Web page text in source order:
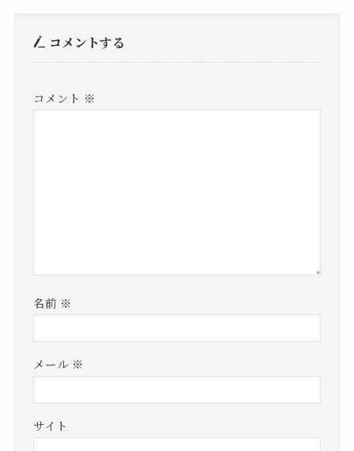
コメントする
コメント ※
名前 ※
メール ※
サイト